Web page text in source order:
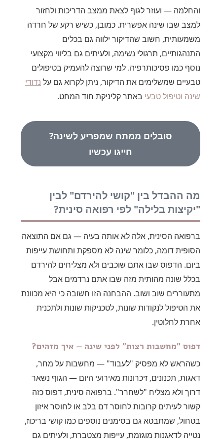
והחלמה — ועוזר לגוף לצאת ממצב הדריכות ולחזור
למצב שבו שינה אפשרית. כמובן, כשיש רקע של חרדה
משמעותית, חשוב שהדיקור ילווה גם בכלים
התנהגותיים, תרגולי נשימה, ולעיתים גם בליווי מקצועי
נוסף כמו פסיכותרפיה. למי שרוצה להעמיק בטיפולים
טבעיים שמשלימים את הדיקור, ניתן לקרוא גם על נדודי
שינה וטיפול טבעי באתר קליניקת חוד המחט.
סובלים ממתח שמפריע לשינה?
חייגו עכשיו
מה ההבדל בין "קושי להירדם" לבין
"יקיצות בלילה" לפי רפואה סינית?
ברפואה הסינית, אלה לא אותה בעיה — גם אם התוצאה
הסופית דומה, כלומר שינה לא מספקת ותחושת עייפות
ביום. הדפוס שבו אתם שוכבים ולא מצליחים להירדם
בכלל שונה מהותית מזה שבו אתם נרדמים אבל
מתעוררים שוב ושוב. ההבחנה הזו חשובה כי היא מכוונת
את הטיפול לנקודות שונות, לטכניקות שונות ולתכנית
אחרת לחלוטין.
דפוס "מחשבות רצות" לפני שינה — איך מזהים?
כשהראש לא מפסיק "לעבוד" — מחשבות על מחר,
דאגות, תכנונים, זיכרונות מאירועי היום — הגוף נשאר
דרוך ולא מצליח "לשחרר". ברפואה סינית, דפוס כזה
קשור לעיתים קרובות לחוסר דם בלב או לחוסר איזון
בטחול, שמתבטא גם בסימנים נוספים כמו קושי בריכוז,
נטייה לדאגנות מוגזמת, עייפות מצטברת, ולעיתים גם